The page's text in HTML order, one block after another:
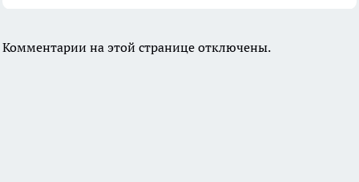
Комментарии на этой странице отключены.